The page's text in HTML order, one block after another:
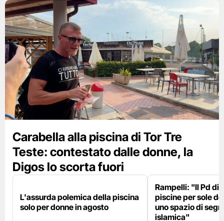
Carabella alla piscina di Tor Tre
Teste: contestato dalle donne, la
Digos lo scorta fuori
L'assurda polemica della piscina
solo per donne in agosto
Rampelli: "Il Pd
piscine per sole
uno spazio di
islamica"